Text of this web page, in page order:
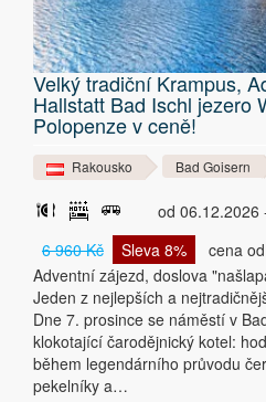
Velký tradiční Krampus,
Hallstatt Bad Ischl jezero
Polopenze v ceně!
Rakousko Bad Goisern
od 06.12.2026
6 960 Kč
Sleva 8% cena od
Adventní zájezd, doslova
Jeden z nejlepších a
Dne 7. prosince se náměstí v
klokotající čarodějnický kotel:
během legendárního průvodu
pekelníky a…